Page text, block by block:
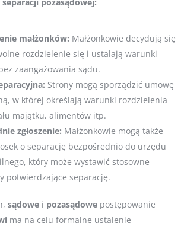
pozasądowej:
małżonków: Małżonkowie decydują się
rozdzielenie się i ustalają warunki
zaangażowania sądu.
Strony mogą sporządzić umowę
w której określają warunki rozdzielenia
majątku, alimentów itp.
zgłoszenie: Małżonkowie mogą także
o separację bezpośrednio do urzędu
który może wystawić stosowne
potwierdzające separację.
sądowe i pozasądowe postępowanie
ma na celu formalne ustalenie